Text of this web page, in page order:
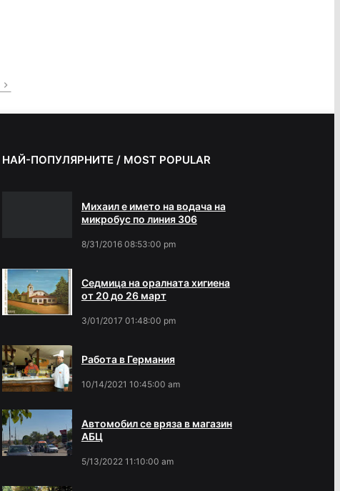
НАЙ-ПОПУЛЯРНИТЕ / MOST POPULAR
Михаил е името на водача на
микробус по линия 306
8/31/2016 08:53:00 pm
Седмица на оралната хигиена
от 20 до 26 март
3/01/2017 01:48:00 pm
Работа в Германия
10/14/2021 10:45:00 am
Автомобил се вряза в магазин
АБЦ
5/13/2022 11:10:00 am